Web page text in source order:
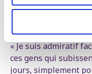
consiste pour
leurs oliveraies
colons puissent s'en
« Je suis admiratif
ces gens qui
jours, simplement